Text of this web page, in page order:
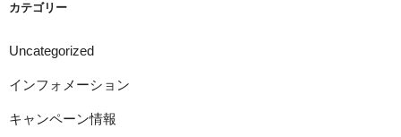
カテゴリー
Uncategorized
インフォメーション
キャンペーン情報